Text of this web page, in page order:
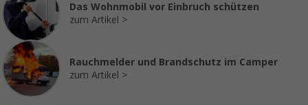
Das Wohnmobil vor Einbruch schützen
zum Artikel
Rauchmelder und Brandschutz im Camper
zum Artikel